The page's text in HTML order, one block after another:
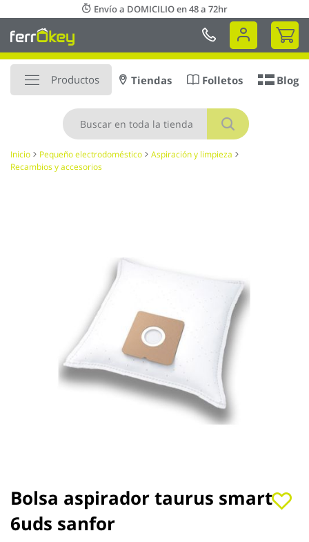
al
contenido
Envío a DOMICILIO en 48 a 72hr
Mi
Productos
Buscar
Tiendas Folletos Blog
Inicio Pequeño electrodoméstico
Aspiración y limpieza
Recambios y accesorios
Bolsa aspirador taurus smart
6uds sanfor
Saltar
al
comienzo
de